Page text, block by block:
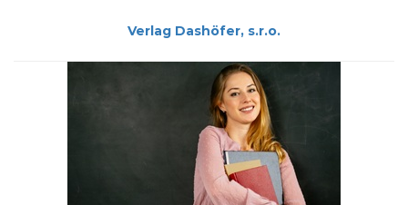
Verlag Dashöfer, s.r.o.